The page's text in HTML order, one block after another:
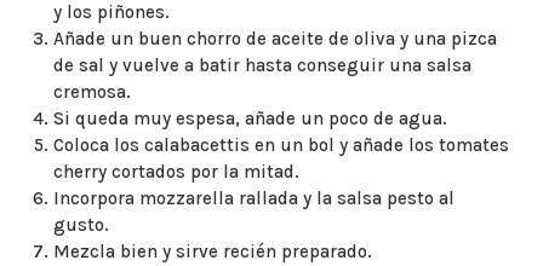
y los piñones.
Añade un buen chorro de aceite de oliva y una pizca
de sal y vuelve a batir hasta conseguir una salsa
cremosa.
Si queda muy espesa, añade un poco de agua.
Coloca los calabacettis en un bol y añade los tomates
cherry cortados por la mitad.
Incorpora mozzarella rallada y la salsa pesto al
gusto.
Mezcla bien y sirve recién preparado.